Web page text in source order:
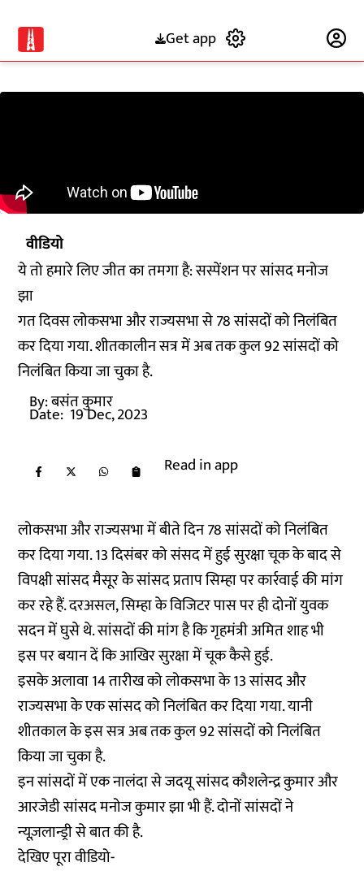
Get app
वीडियो
ये तो हमारे लिए जीत का तमगा है: सस्पेंशन पर सांसद मनोज
झा
गत दिवस लोकसभा और राज्यसभा से 78 सांसदों को निलंबित
कर दिया गया. शीतकालीन सत्र में अब तक कुल 92 सांसदों को
निलंबित किया जा चुका है.
By:बसंत कुमार
Date: 19 Dec, 2023
Read in app
लोकसभा और राज्यसभा में बीते दिन 78 सांसदों को निलंबित
कर दिया गया. 13 दिसंबर को संसद में हुई सुरक्षा चूक के बाद से
विपक्षी सांसद मैसूर के सांसद प्रताप सिम्हा पर कार्रवाई की मांग
कर रहे हैं. दरअसल, सिम्हा के विजिटर पास पर ही दोनों युवक
सदन में घुसे थे. सांसदों की मांग है कि गृहमंत्री अमित शाह भी
इस पर बयान दें कि आखिर सुरक्षा में चूक कैसे हुई.
इसके अलावा 14 तारीख को लोकसभा के 13 सांसद और
राज्यसभा के एक सांसद को निलंबित कर दिया गया. यानी
शीतकाल के इस सत्र अब तक कुल 92 सांसदों को निलंबित
किया जा चुका है.
इन सांसदों में एक नालंदा से जदयू सांसद कौशलेन्द्र कुमार और
आरजेडी सांसद मनोज कुमार झा भी हैं. दोनों सांसदों ने
न्यूज़लान्ड्री से बात की है.
देखिए पूरा वीडियो-